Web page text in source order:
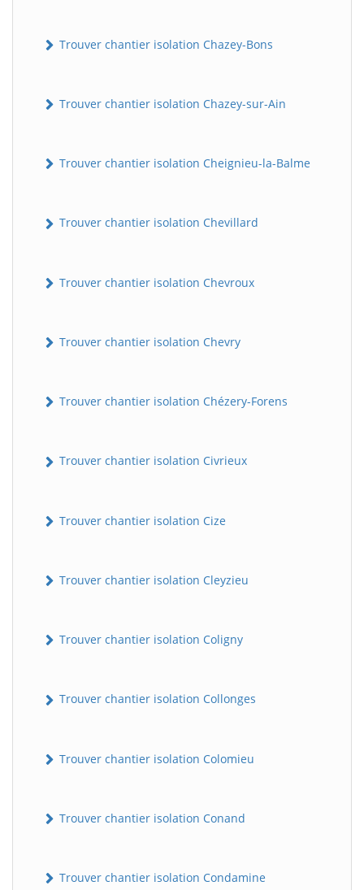
Trouver chantier isolation Chazey-Bons
Trouver chantier isolation Chazey-sur-Ain
Trouver chantier isolation Cheignieu-la-Balme
Trouver chantier isolation Chevillard
Trouver chantier isolation Chevroux
Trouver chantier isolation Chevry
Trouver chantier isolation Chézery-Forens
Trouver chantier isolation Civrieux
Trouver chantier isolation Cize
Trouver chantier isolation Cleyzieu
Trouver chantier isolation Coligny
Trouver chantier isolation Collonges
Trouver chantier isolation Colomieu
Trouver chantier isolation Conand
Trouver chantier isolation Condamine
BatiWebPro